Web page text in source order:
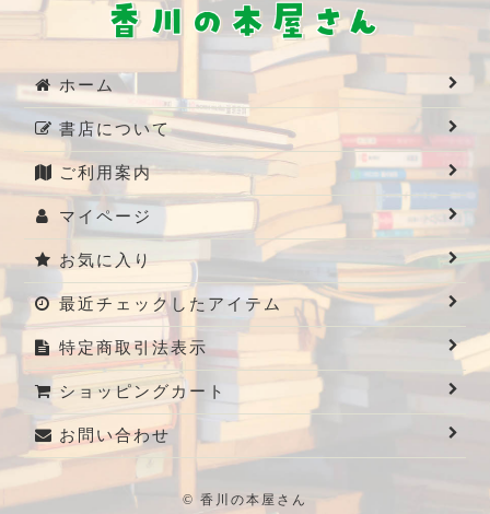
ホーム
書店について
ご利用案内
マイページ
お気に入り
最近チェックしたアイテム
特定商取引法表示
ショッピングカート
お問い合わせ
© 香川の本屋さん